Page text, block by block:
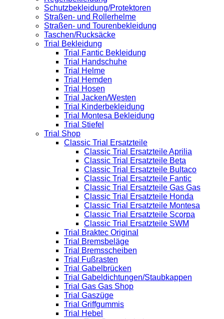
Schutzbekleidung/Protektoren
Straßen- und Rollerhelme
Straßen- und Tourenbekleidung
Taschen/Rucksäcke
Trial Bekleidung
Trial Fantic Bekleidung
Trial Handschuhe
Trial Helme
Trial Hemden
Trial Hosen
Trial Jacken/Westen
Trial Kinderbekleidung
Trial Montesa Bekleidung
Trial Stiefel
Trial Shop
Classic Trial Ersatzteile
Classic Trial Ersatzteile Aprilia
Classic Trial Ersatzteile Beta
Classic Trial Ersatzteile Bultaco
Classic Trial Ersatzteile Fantic
Classic Trial Ersatzteile Gas Gas
Classic Trial Ersatzteile Honda
Classic Trial Ersatzteile Montesa
Classic Trial Ersatzteile Scorpa
Classic Trial Ersatzteile SWM
Trial Braktec Original
Trial Bremsbeläge
Trial Bremsscheiben
Trial Fußrasten
Trial Gabelbrücken
Trial Gabeldichtungen/Staubkappen
Trial Gas Gas Shop
Trial Gaszüge
Trial Griffgummis
Trial Hebel